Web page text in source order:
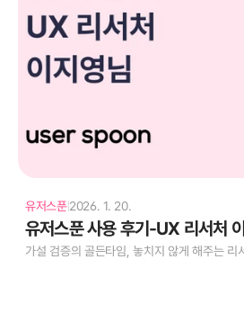
유저스푼2026. 1. 20.
유저스푼 사용 후기-UX 리서처
가설 검증의 골든타임, 놓치지 않게 해주는 리